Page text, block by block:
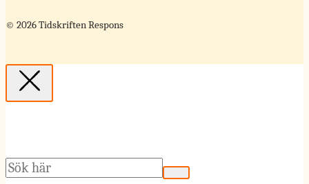
© 2026 Tidskriften Respons
Sök